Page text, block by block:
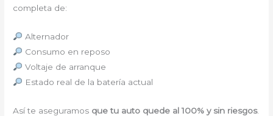
completa de:
Alternador
Consumo en reposo
Voltaje de arranque
Estado real de la batería actual
Así te aseguramos que tu auto quede al 100% y sin riesgos.